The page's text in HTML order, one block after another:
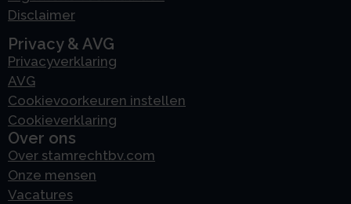
Disclaimer
Privacy & AVG
Privacyverklaring
AVG
Cookievoorkeuren instellen
Cookieverklaring
Over ons
Over stamrechtbv.com
Onze mensen
Vacatures